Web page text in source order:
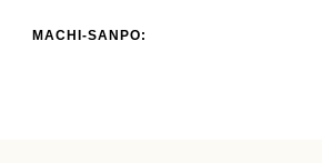
MACHI-SANPO: